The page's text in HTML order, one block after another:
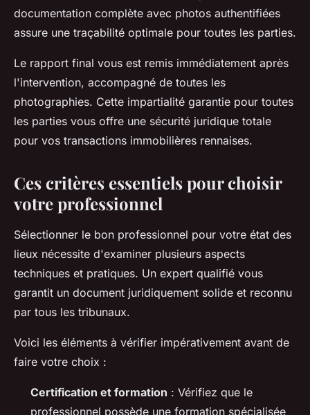
documentation complète avec photos authentifiées
assure une traçabilité optimale pour toutes les parties.
Le rapport final vous est remis immédiatement après
l'intervention, accompagné de toutes les
photographies. Cette impartialité garantie pour toutes
les parties vous offre une sécurité juridique totale
pour vos transactions immobilières rennaises.
Ces critères essentiels pour choisir
votre professionnel
Sélectionner le bon professionnel pour votre état des
lieux nécessite d'examiner plusieurs aspects
techniques et pratiques. Un expert qualifié vous
garantit un document juridiquement solide et reconnu
par tous les tribunaux.
Voici les éléments à vérifier impérativement avant de
faire votre choix :
Certification et formation : Vérifiez que le
professionnel possède une formation spécialisée